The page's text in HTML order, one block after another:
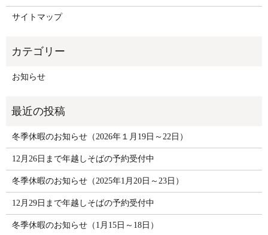
サイトマップ
お知らせ
冬季休暇のお知らせ（2026年１月19日～22日）
12月26日まで年越しそばの予約受付中
冬季休暇のお知らせ（2025年1月20日～23日）
12月29日まで年越しそばの予約受付中
冬季休暇のお知らせ（1月15日～18日）